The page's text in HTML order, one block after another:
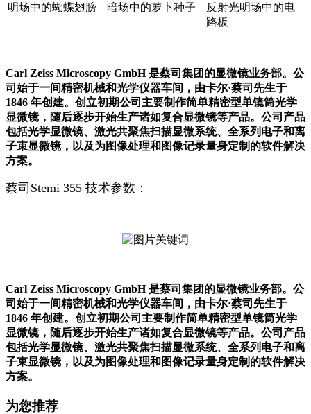
明场中的蝴蝶翅膀 暗场中的萝卜种子
反射光明场中的电
路板
Carl Zeiss Microscopy GmbH 是蔡司集团的显微镜业务部。公
司始于一间精密机械和光学仪器车间，由卡尔·蔡司先生于
1846 年创建。创立初期公司主要制作简单精密型单镜筒光学
显微镜，随后逐步开始生产诸如复合显微镜等产品。公司产品
包括光学显微镜、激光共聚焦扫描显微系统、全系列电子和离
子束显微镜，以及为图像处理和图像记录量身定制的软件解决
方案。
蔡司Stemi 355 技术参数：
Carl Zeiss Microscopy GmbH 是蔡司集团的显微镜业务部。公
司始于一间精密机械和光学仪器车间，由卡尔·蔡司先生于
1846 年创建。创立初期公司主要制作简单精密型单镜筒光学
显微镜，随后逐步开始生产诸如复合显微镜等产品。公司产品
包括光学显微镜、激光共聚焦扫描显微系统、全系列电子和离
子束显微镜，以及为图像处理和图像记录量身定制的软件解决
方案。
为您推荐